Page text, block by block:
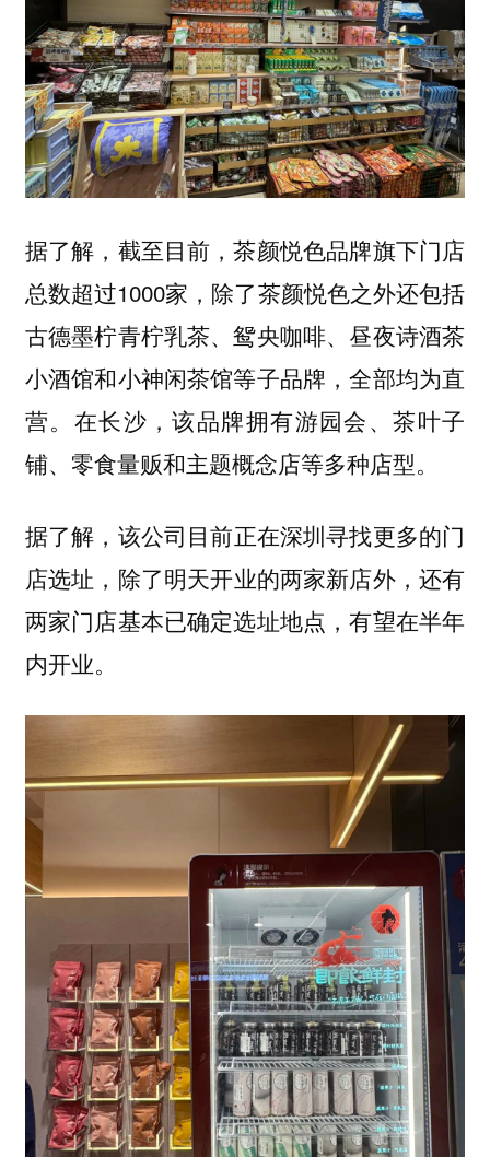
据了解，截至目前，茶颜悦色品牌旗下门店
总数超过1000家，除了茶颜悦色之外还包括
古德墨柠青柠乳茶、鸳央咖啡、昼夜诗酒茶
小酒馆和小神闲茶馆等子品牌，全部均为直
营。在长沙，该品牌拥有游园会、茶叶子
铺、零食量贩和主题概念店等多种店型。
据了解， 该公司目前正在深圳寻找更多的门
店选址 ， 除了明天开业的两家新店外，还有
两家门店基本已确定选址地点，有望在半年
内开业。